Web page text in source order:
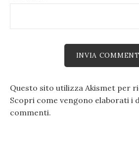
Questo sito utilizza Akismet per
Scopri come vengono elaborati i
commenti.